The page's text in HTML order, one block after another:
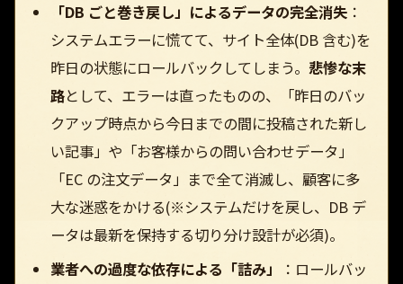
「DB ごと巻き戻し」によるデータの完全消失：
システムエラーに慌てて、サイト全体(DB 含む)を
昨日の状態にロールバックしてしまう。 悲惨な末
路として、エラーは直ったものの、「昨日のバッ
クアップ時点から今日までの間に投稿された新し
い記事」や「お客様からの問い合わせデータ」
「EC の注文データ」まで全て消滅し、顧客に多
大な迷惑をかける(※システムだけを戻し、DB デ
ータは最新を保持する切り分け設計が必須)。
業者への過度な依存による「詰み」
：ロールバッ